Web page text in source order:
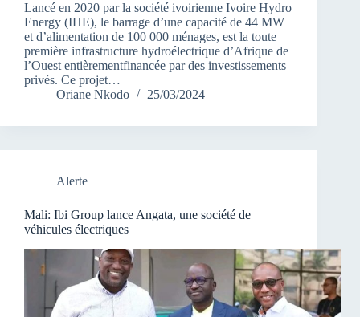
Lancé en 2020 par la société ivoirienne Ivoire Hydro
Energy (IHE), le barrage d’une capacité de 44 MW
et d’alimentation de 100 000 ménages, est la toute
première infrastructure hydroélectrique d’Afrique de
l’Ouest entièrementfinancée par des investissements
privés. Ce projet…
Oriane Nkodo
25/03/2024
Alerte
Mali: Ibi Group lance Angata, une société de
véhicules électriques